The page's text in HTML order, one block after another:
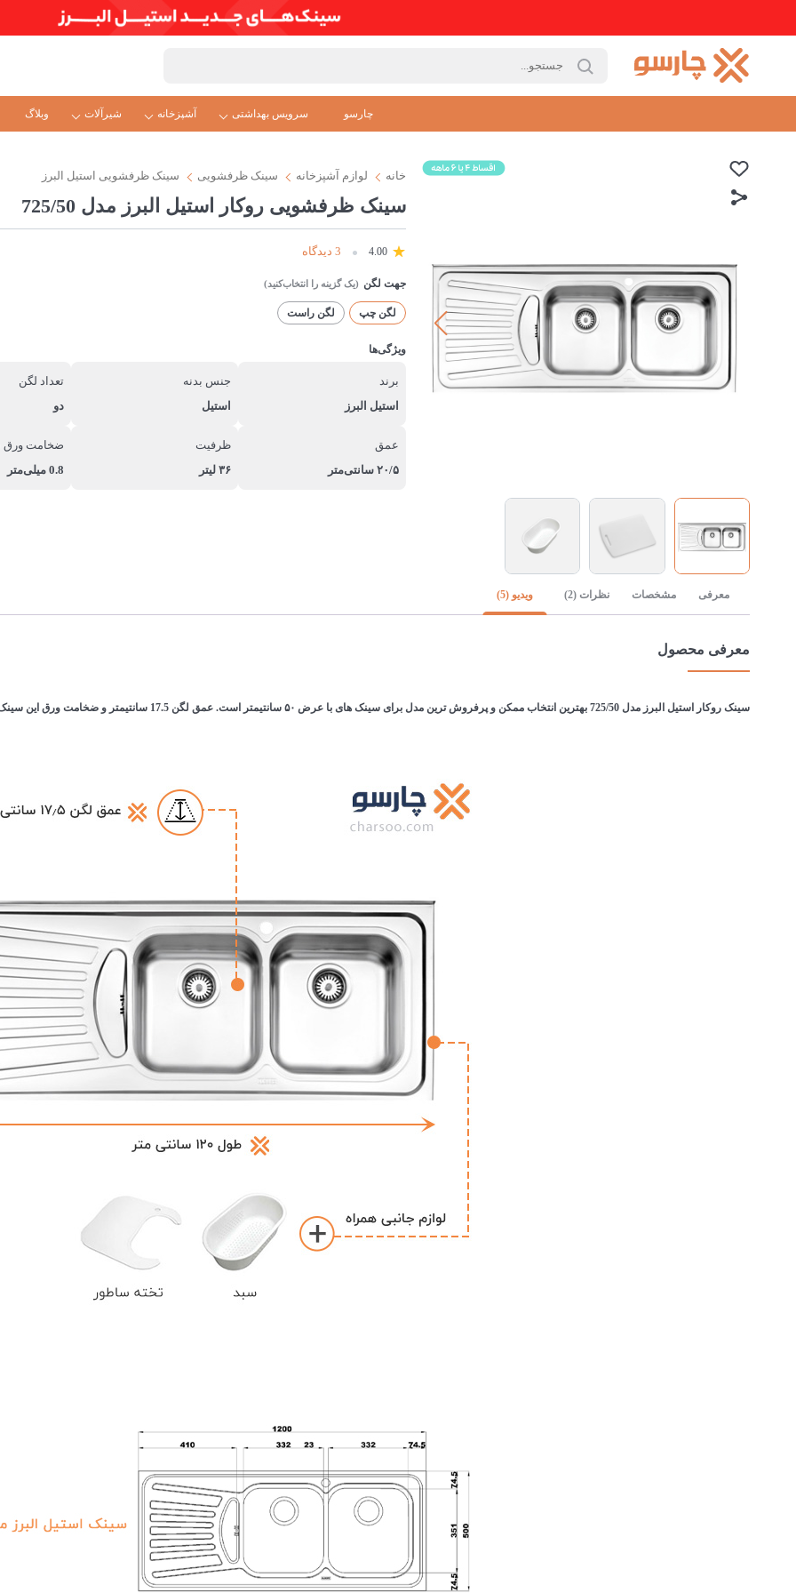
چارسو سرویس بهداشتی آشپزخانه شیرآلات وبلاگ
خانه لوازم آشپزخانه سینک ظرفشویی سینک ظرفشویی استیل البرز
سينک ظرفشویی روکار استیل البرز مدل 725/50
4.00 3 دیدگاه
جهت لگن
لگن چپ لگن راست
ویژگی‌ها
برند
استیل البرز
جنس بدنه
استیل
تعداد لگن
دو
عمق
۲۰/۵ سانتی‌متر
ظرفیت
۳۶ لیتر
ضخامت ورق
0.8 میلی‌متر
معرفی مشخصات نظرات (2) ویدیو (5)
معرفی محصول
سینک روکار استیل البرز مدل 725/50 بهترین انتخاب ممکن و پرفروش ترین مدل برای سینک های با عرض ۵۰ سانتیمتر است. عمق لگن 17.5 سانتیمتر و ضخامت ورق این سینک ۰.۸ میلیمتر می باشد که امکان نصب شیرآلات با وزن بالا را دارد.